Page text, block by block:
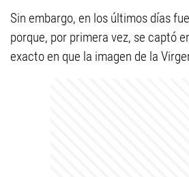
Sin embargo, en los últimos días
porque, por primera vez, se captó
exacto en que la imagen de la